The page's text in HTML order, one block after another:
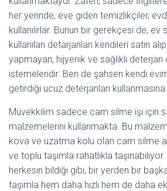
her yerinde, eve giden temizlikçiler,
kullanılırlar. Bunun bir gerekçesi de, ev
kullanılan detarjanları kendileri satın
yapmayan, hijyenik ve sağlıklı
istemeleridir. Ben de şahsen kendi
getirdiği ucuz deterjanları
Müvekkilim sadece cam silme işi için
malzemelerini kullanmakta. Bu
kova ve uzatma kolu olan cam silme
ve toplu taşımla rahatlıkla
herkesin bildiği gibi, bir yerden bir
taşımla hem daha hızlı hem de daha